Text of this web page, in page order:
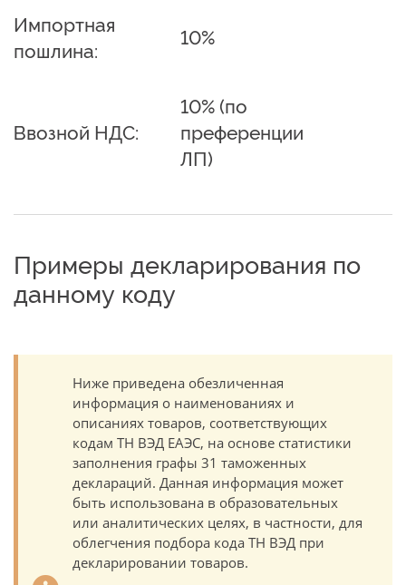
Импортная
пошлина:
10%
Ввозной НДС:
10% (по
преференции
ЛП)
Примеры декларирования по
данному коду
Ниже приведена обезличенная
информация о наименованиях и
описаниях товаров, соответствующих
кодам ТН ВЭД ЕАЭС, на основе статистики
заполнения графы 31 таможенных
деклараций. Данная информация может
быть использована в образовательных
или аналитических целях, в частности, для
облегчения подбора кода ТН ВЭД при
декларировании товаров.